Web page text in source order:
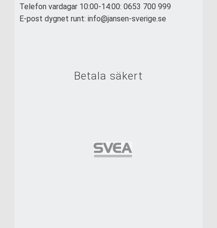
Telefon vardagar 10:00-14:00: 0653 700 999
E-post dygnet runt: info@jansen-sverige.se
Betala säkert